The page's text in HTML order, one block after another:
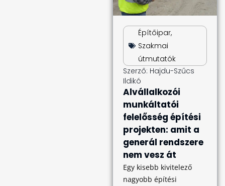
Építőipar,
Szakmai
útmutatók
Szerző: Hajdu-Szűcs
Ildikó
Alvállalkozói
munkáltatói
felelősség építési
projekten: amit a
generál rendszere
nem vesz át
Egy kisebb kivitelező
nagyobb építési